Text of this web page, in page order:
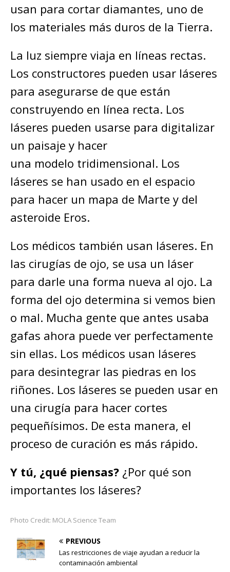
usan para cortar diamantes, uno de
los materiales más duros de la Tierra.
La luz siempre viaja en líneas rectas.
Los constructores pueden usar láseres
para asegurarse de que están
construyendo en línea recta. Los
láseres pueden usarse para digitalizar
un paisaje y hacer
una modelo tridimensional. Los
láseres se han usado en el espacio
para hacer un mapa de Marte y del
asteroide Eros.
Los médicos también usan láseres. En
las cirugías de ojo, se usa un láser
para darle una forma nueva al ojo. La
forma del ojo determina si vemos bien
o mal. Mucha gente que antes usaba
gafas ahora puede ver perfectamente
sin ellas. Los médicos usan láseres
para desintegrar las piedras en los
riñones. Los láseres se pueden usar en
una cirugía para hacer cortes
pequeñísimos. De esta manera, el
proceso de curación es más rápido.
Y tú, ¿qué piensas? ¿Por qué son
importantes los láseres?
Photo Credit: MOLA Science Team
PREVIOUS
Las restricciones de viaje ayudan a reducir la
contaminación ambiental